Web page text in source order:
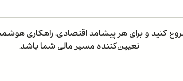
کنید و برای هر پیشامد اقتصادی، راهکاری
تعیین‌کننده مسیر مالی شما باشد.